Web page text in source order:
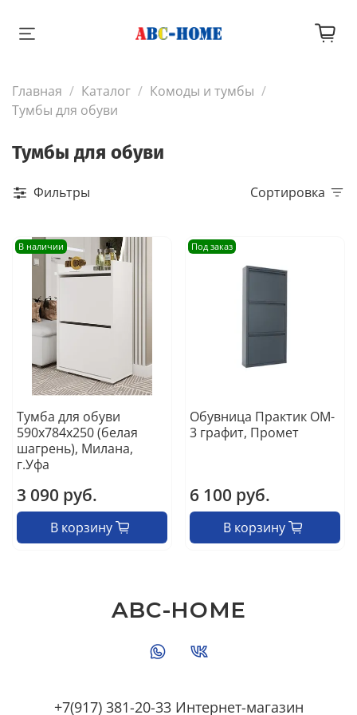
Главная Каталог
Комоды и тумбы
Тумбы для обуви
Тумбы для обуви
Фильтры Сортировка
В наличии
Тумба для обуви
590х784х250 (белая
шагрень), Милана,
г.Уфа
3 090 руб.
В корзину
Под заказ
Обувница Практик OM-
3 графит, Промет
6 100 руб.
В корзину
+7(917) 381-20-33 Интернет-магазин
ABC-HOME